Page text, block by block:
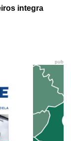
integra
pub